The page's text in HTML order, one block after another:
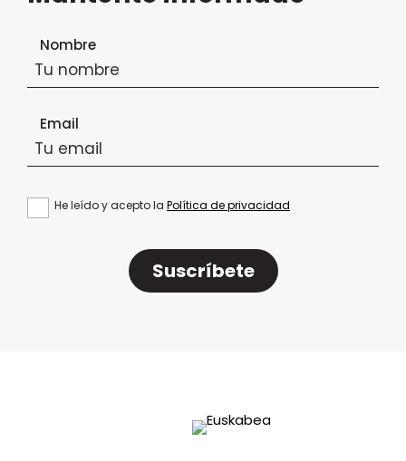
Formulario de suscripción al boletín
Nombre
Email
He leído y acepto la Política de privacidad
Suscríbete